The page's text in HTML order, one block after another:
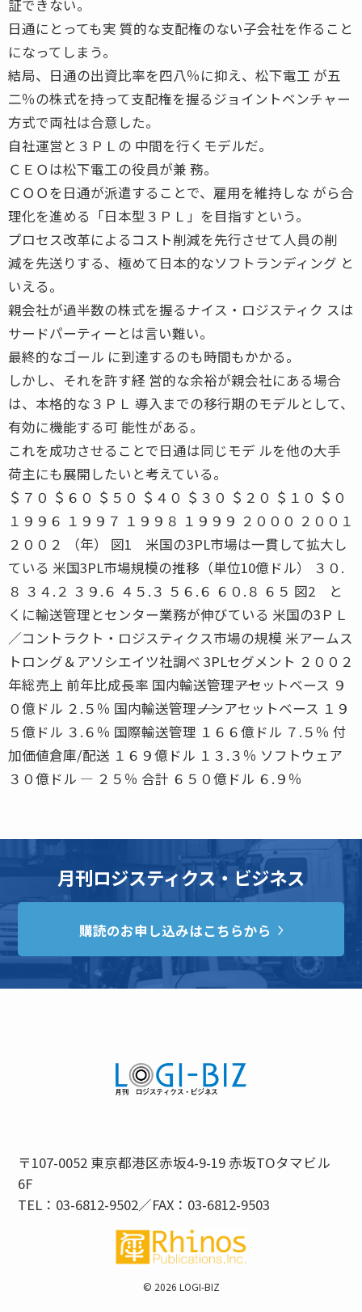
証できない。
日通にとっても実 質的な支配権のない子会社を作ること
になってしまう。
結局、日通の出資比率を四八％に抑え、松下電工 が五
二％の株式を持って支配権を握るジョイントベンチャー
方式で両社は合意した。
自社運営と３ＰＬの 中間を行くモデルだ。
ＣＥＯは松下電工の役員が兼 務。
ＣＯＯを日通が派遣することで、雇用を維持しな がら合
理化を進める「日本型３ＰＬ」を目指すという。
プロセス改革によるコスト削減を先行させて人員の削
減を先送りする、極めて日本的なソフトランディング と
いえる。
親会社が過半数の株式を握るナイス・ロジスティク スは
サードパーティーとは言い難い。
最終的なゴール に到達するのも時間もかかる。
しかし、それを許す経 営的な余裕が親会社にある場合
は、本格的な３ＰＬ 導入までの移行期のモデルとして、
有効に機能する可 能性がある。
これを成功させることで日通は同じモデ ルを他の大手
荷主にも展開したいと考えている。
＄７０ ＄６０ ＄５０ ＄４０ ＄３０ ＄２０ ＄１０ ＄０
１９９６ １９９７ １９９８ １９９９ ２０００ ２００１
２００２ （年） 図1 米国の3PL市場は一貫して拡大し
ている 米国3PL市場規模の推移（単位10億ドル） ３０.
８ ３４.２ ３９.６ ４５.３ ５６.６ ６０.８ ６５ 図2 と
くに輸送管理とセンター業務が伸びている 米国の3ＰＬ
／コントラクト・ロジスティクス市場の規模 米アームス
トロング＆アソシエイツ社調べ 3PLセグメント ２００２
年総売上 前年比成長率 国内輸送管理――アセットベース ９
０億ドル ２.５％ 国内輸送管理――ノンアセットベース １９
５億ドル ３.６％ 国際輸送管理 １６６億ドル ７.５％ 付
加価値倉庫/配送 １６９億ドル １３.３％ ソフトウェア
３０億ドル ― ２５％ 合計 ６５０億ドル ６.９％
月刊ロジスティクス・ビジネス
購読のお申し込みはこちらから
〒107-0052 東京都港区赤坂4-9-19 赤坂TOタマビル
6F
TEL：03-6812-9502／FAX：03-6812-9503
© 2026 LOGI-BIZ